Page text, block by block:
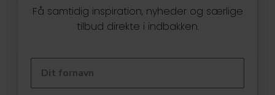
Få samtidig inspiration, nyheder og særlige
tilbud direkte i indbakken.